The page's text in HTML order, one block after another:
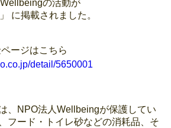
の活動が
に掲載されました。
ージはこちら
detail/5650001
、NPO法人Wellbeingが保護してい
フード・トイレ砂などの消耗品、そ